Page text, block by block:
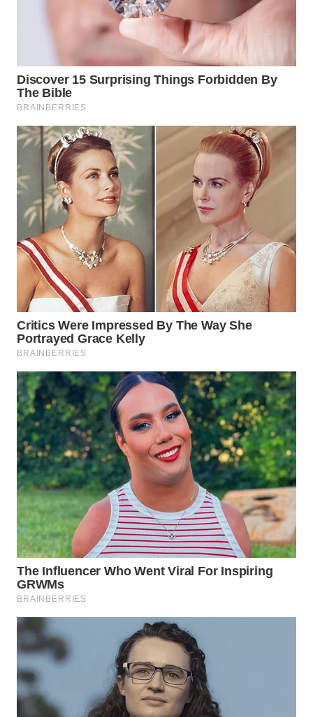
CIREBON
WN
WN
KUNINGAN
WN
MAJALENGKA
WN
SUBANG
SUKABUMI
PURWAKARTA
WN
PRIANGAN
TIMUR
WN
SEMARANG
WN
SOLO
WN
BOROBUDUR
WN
MADURA
SURABAYA